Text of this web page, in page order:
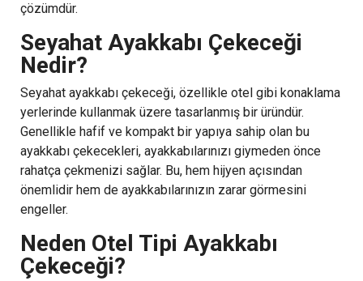
çözümdür.
Seyahat Ayakkabı Çekeceği
Nedir?
Seyahat ayakkabı çekeceği, özellikle otel gibi konaklama
yerlerinde kullanmak üzere tasarlanmış bir üründür.
Genellikle hafif ve kompakt bir yapıya sahip olan bu
ayakkabı çekecekleri, ayakkabılarınızı giymeden önce
rahatça çekmenizi sağlar. Bu, hem hijyen açısından
önemlidir hem de ayakkabılarınızın zarar görmesini
engeller.
Neden Otel Tipi Ayakkabı
Çekeceği?